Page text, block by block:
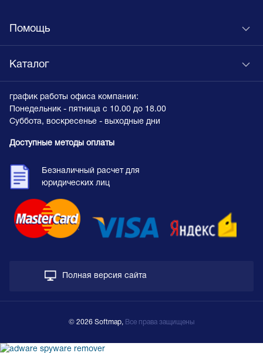
Помощь
Каталог
график работы офиса компании:
Понедельник - пятница с 10.00 до 18.00
Суббота, воскресенье - выходные дни
Доступные методы оплаты
Безналичный расчет для
юридических лиц
Полная версия сайта
© 2026 Softmap, Все права защищены